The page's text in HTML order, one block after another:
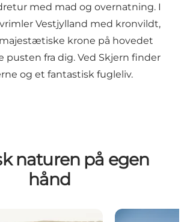
med mad og overnatning. I
Vestjylland med kronvildt,
krone på hovedet
pusten fra dig. Ved Skjern finder
og et fantastisk fugleliv.
naturen på egen
hånd
Vandreruter